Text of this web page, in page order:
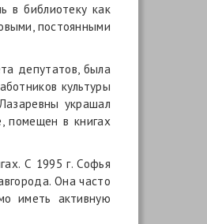
в библиотеку как
постоянными
депутатов, была
культуры
украшал
помещен в книгах
С 1995 г. Софья
Она часто
иметь активную